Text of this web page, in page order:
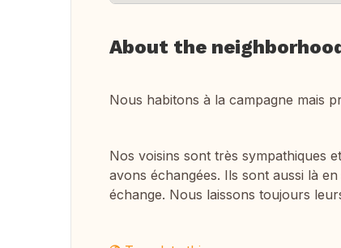
About the
Nous habitons à la campagne mais
Nos voisins sont très sympathiques
avons échangées. Ils sont aussi là
échange. Nous laissons toujours